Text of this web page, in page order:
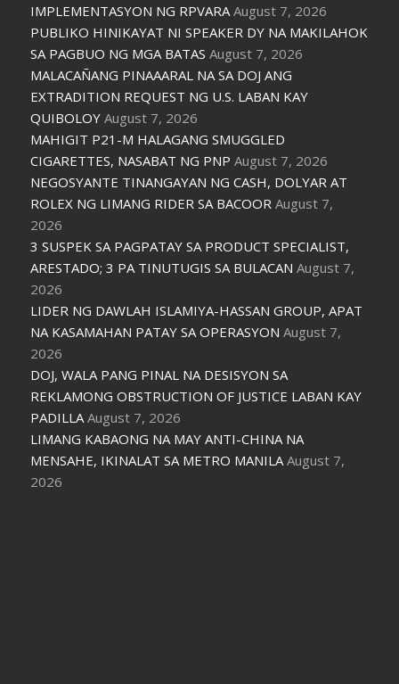
IMPLEMENTASYON NG RPVARA August 7, 2026
PUBLIKO HINIKAYAT NI SPEAKER DY NA MAKILAHOK
SA PAGBUO NG MGA BATAS August 7, 2026
MALACAÑANG PINAAARAL NA SA DOJ ANG
EXTRADITION REQUEST NG U.S. LABAN KAY
QUIBOLOY August 7, 2026
MAHIGIT P21-M HALAGANG SMUGGLED
CIGARETTES, NASABAT NG PNP August 7, 2026
NEGOSYANTE TINANGAYAN NG CASH, DOLYAR AT
ROLEX NG LIMANG RIDER SA BACOOR August 7,
2026
3 SUSPEK SA PAGPATAY SA PRODUCT SPECIALIST,
ARESTADO; 3 PA TINUTUGIS SA BULACAN August 7,
2026
LIDER NG DAWLAH ISLAMIYA-HASSAN GROUP, APAT
NA KASAMAHAN PATAY SA OPERASYON August 7,
2026
DOJ, WALA PANG PINAL NA DESISYON SA
REKLAMONG OBSTRUCTION OF JUSTICE LABAN KAY
PADILLA August 7, 2026
LIMANG KABAONG NA MAY ANTI-CHINA NA
MENSAHE, IKINALAT SA METRO MANILA August 7,
2026